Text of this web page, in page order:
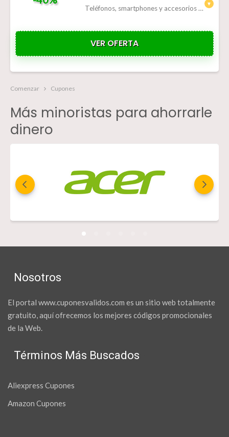
Teléfonos, smartphones y accesorios de varias marcas con descuentos de hasta el 40%
VER OFERTA
Comenzar Cupones
Más minoristas para ahorrarle
dinero
Nosotros
El portal www.cuponesvalidos.com es un sitio web totalmente
gratuito, aquí ofrecemos los mejores códigos promocionales
de la Web.
Términos Más Buscados
Aliexpress Cupones
Amazon Cupones